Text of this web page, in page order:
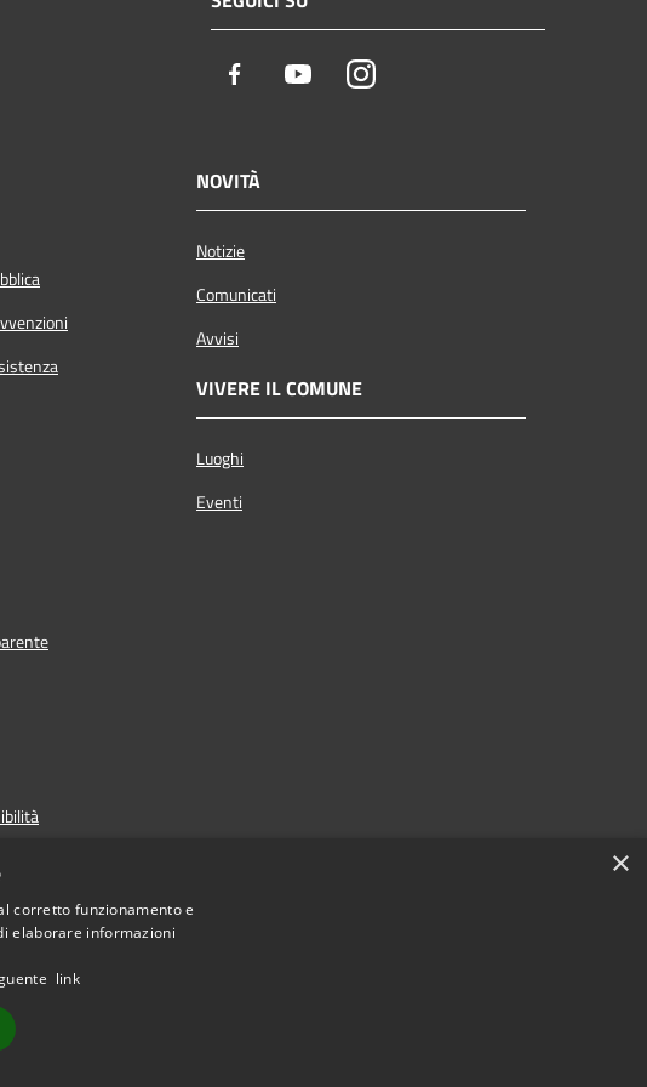
Facebook Youtube Instagram
NOVITÀ
Notizie
Comunicati
Avvisi
VIVERE IL COMUNE
Luoghi
Eventi
© 2026 • Comune di Castellana Grotte • Powered by
×
corretto funzionamento e
elaborare informazioni
link